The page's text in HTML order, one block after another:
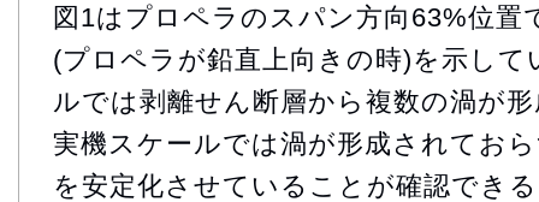
図1はプロペラのスパン方向63%位置
(プロペラが鉛直上向きの時)を示して
ルでは剥離せん断層から複数の渦が
実機スケールでは渦が形成されてお
を安定化させていることが確認でき